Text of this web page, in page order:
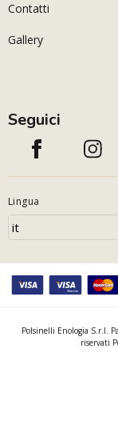
Contatti
Gallery
Seguici
Lingua
Polsinelli Enologia S.r.l.
riservati